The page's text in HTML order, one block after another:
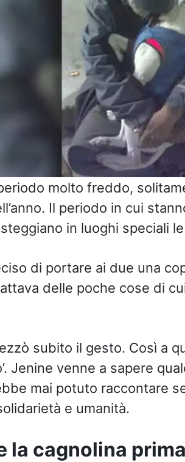
molto freddo,
Il periodo in cui
in luoghi speciali
di portare ai due una
delle poche cose di
subito il gesto. Così a
Jenine venne a sapere
mai potuto raccontare
e umanità.
la cagnolina